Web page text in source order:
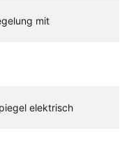
mit
elektrisch